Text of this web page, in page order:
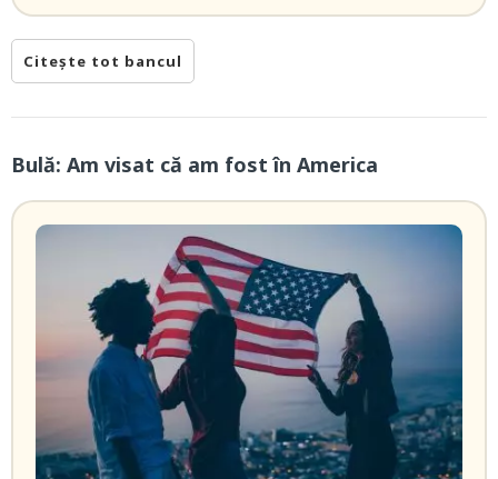
Citește tot bancul
Bulă: Am visat că am fost în America